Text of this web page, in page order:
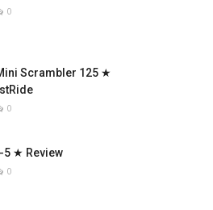
0
Scrambler 125 ★
0
5 ★ Review
0